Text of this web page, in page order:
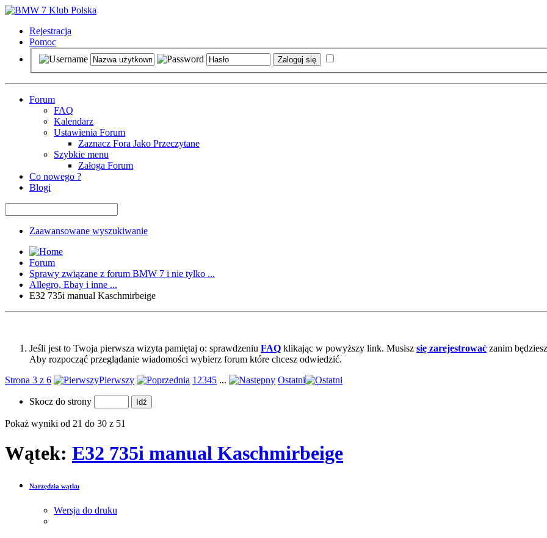
Rejestracja
Pomoc
Forum
FAQ
Kalendarz
Ustawienia Forum
Zaznacz Fora Jako Przeczytane
Szybkie menu
Załoga Forum
Co nowego ?
Blogi
Zaawansowane wyszukiwanie
Forum
Sprawy związane z forum BMW 7 i nie tylko ...
Allegro, Ebay i inne ...
E32 735i manual Kaschmirbeige
Jeśli jest to Twoja pierwsza wizyta pamiętaj o: sprawdzeniu FAQ klikając w powyższy link. Musisz się zarejestrować zanim
Aby rozpocząć przeglądanie wiadomości wybierz forum które chcesz odwiedzić.
Strona 3 z 6
Pierwszy 1 2345 ... Ostatni
Skocz do strony
Pokaż wyniki od 21 do 30 z 51
Wątek: E32 735i manual Kaschmirbeige
Narzędzia wątku
Wersja do druku